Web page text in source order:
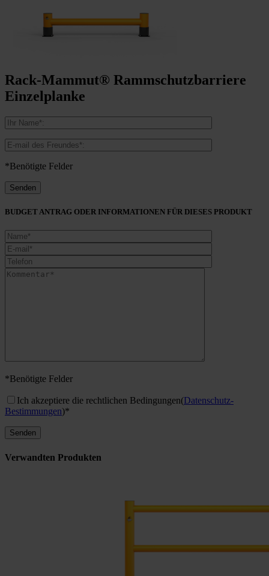
Rack-Mammut® Rammschutzbarriere
Einzelplanke
*Benötigte Felder
BUDGET ANTRAG ODER INFORMATIONEN FÜR DIESES PRODUKT
*Benötigte Felder
Ich akzeptiere die rechtlichen Bedingungen(Datenschutz-
Bestimmungen)*
Verwandten Produkten